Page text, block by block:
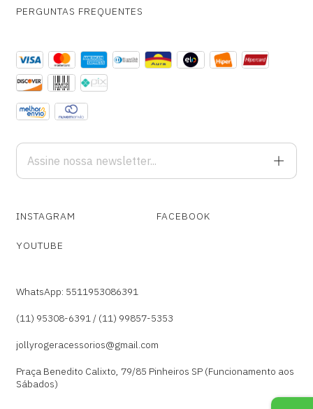
PERGUNTAS FREQUENTES
INSTAGRAM FACEBOOK
YOUTUBE
WhatsApp: 5511953086391
(11) 95308-6391 / (11) 99857-5353
jollyrogeracessorios@gmail.com
Praça Benedito Calixto, 79/85 Pinheiros SP (Funcionamento aos
Sábados)